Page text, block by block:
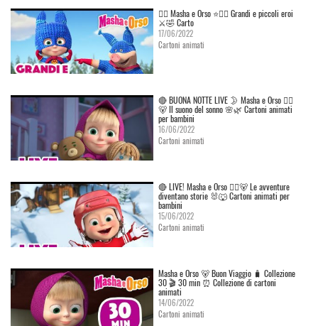
👱‍♀️ Masha e Orso ⭐🦸‍♀️ Grandi e piccoli eroi
⚔️🤣 Carto
17/06/2022
Cartoni animati
🔴 BUONA NOTTE LIVE 🌛 Masha e Orso 👱‍♀️
🐻 Il suono del sonno 🌸🌿 Cartoni animati
per bambini
16/06/2022
Cartoni animati
🔴 LIVE! Masha e Orso 👱‍♀️🐻 Le avventure
diventano storie 🐰🐺 Cartoni animati per
bambini
15/06/2022
Cartoni animati
Masha e Orso 🐻 Buon Viaggio 🧳 Сollezione
30 🎬 30 min ⏰ Collezione di cartoni
animati
14/06/2022
Cartoni animati